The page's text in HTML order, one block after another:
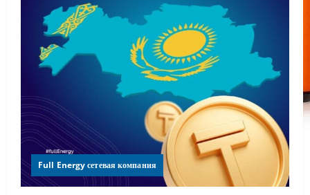
Full Energy сетевая компания